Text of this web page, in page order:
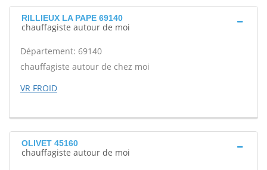
RILLIEUX LA PAPE 69140
chauffagiste autour de moi
Département: 69140
chauffagiste autour de chez moi
VR FROID
OLIVET 45160
chauffagiste autour de moi